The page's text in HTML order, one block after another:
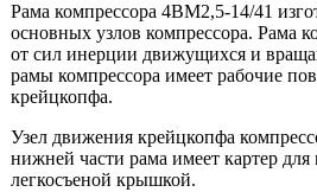
Рама компрессора 4ВМ2,5-14/41
основных узлов компрессора. Рама
от сил инерции движущихся и
рамы компрессора имеет рабочие
крейцкопфа.
Узел движения крейцкопфа
нижней части рама имеет картер
легкосъеной крышкой.